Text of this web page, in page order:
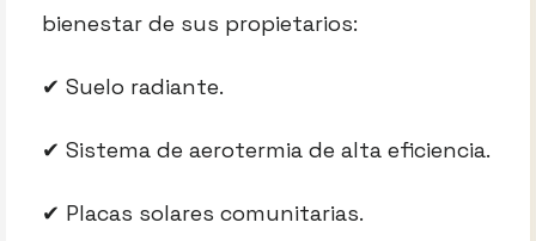
bienestar de sus propietarios:
✔ Suelo radiante.
✔ Sistema de aerotermia de alta eficiencia.
✔ Placas solares comunitarias.